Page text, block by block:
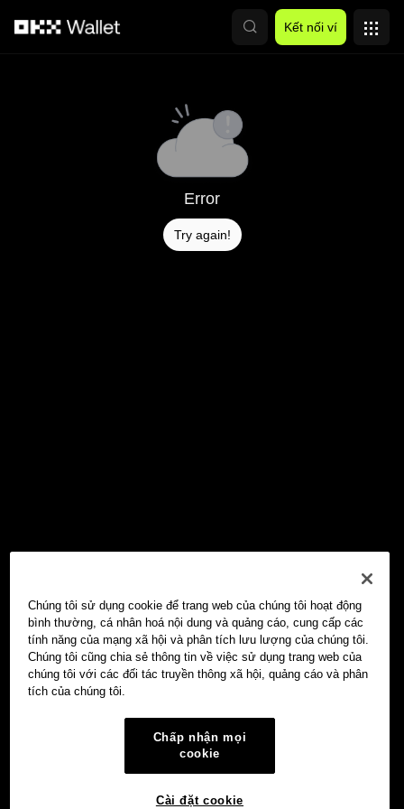
Kết nối ví
Error
Try again!
Chúng tôi sử dụng cookie để trang web của chúng tôi hoạt động
bình thường, cá nhân hoá nội dung và quảng cáo, cung cấp các
tính năng của mạng xã hội và phân tích lưu lượng của chúng tôi.
Chúng tôi cũng chia sẻ thông tin về việc sử dụng trang web của
chúng tôi với các đối tác truyền thông xã hội, quảng cáo và phân
tích của chúng tôi.
Chấp nhận mọi
cookie
Cài đặt cookie